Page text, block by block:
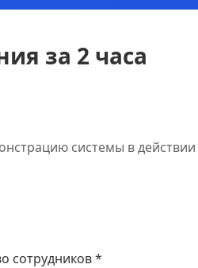
за 2 часа
системы в действии
сотрудников *